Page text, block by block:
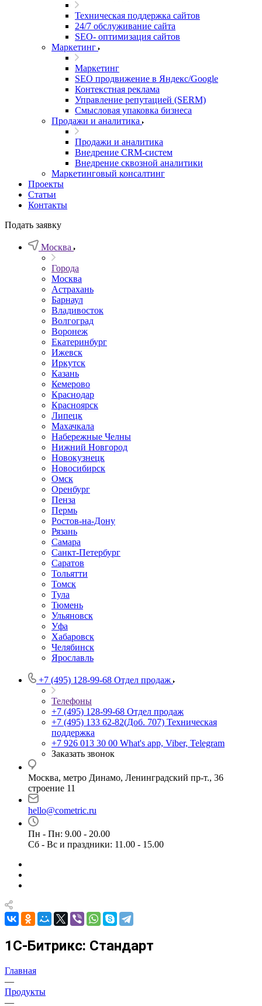
Техническая поддержка сайтов
24/7 обслуживание сайта
SEO- оптимизация сайтов
Маркетинг
Маркетинг
SEO продвижение в Яндекс/Google
Контекстная реклама
Управление репутацией (SERM)
Смысловая упаковка бизнеса
Продажи и аналитика
Продажи и аналитика
Внедрение CRM-систем
Внедрение сквозной аналитики
Маркетинговый консалтинг
Проекты
Статьи
Контакты
Подать заявку
Москва
Города
Москва
Астрахань
Барнаул
Владивосток
Волгоград
Воронеж
Екатеринбург
Ижевск
Иркутск
Казань
Кемерово
Краснодар
Красноярск
Липецк
Махачкала
Набережные Челны
Нижний Новгород
Новокузнецк
Новосибирск
Омск
Оренбург
Пенза
Пермь
Ростов-на-Дону
Рязань
Самара
Санкт-Петербург
Саратов
Тольятти
Томск
Тула
Тюмень
Ульяновск
Уфа
Хабаровск
Челябинск
Ярославль
+7 (495) 128-99-68 Отдел продаж
Телефоны
+7 (495) 128-99-68 Отдел продаж
+7 (495) 133 62-82(Доб. 707) Техническая
поддержка
+7 926 013 30 00 What's app, Viber, Telegram
Заказать звонок
Москва, метро Динамо, Ленинградский пр-т., 36
строение 11
hello@cometric.ru
Пн - Пн: 9.00 - 20.00
Сб - Вс и праздники: 11.00 - 15.00
1С-Битрикс: Стандарт
Главная
—
Продукты
—